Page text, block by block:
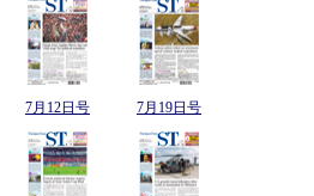
7月12日号 7月19日号